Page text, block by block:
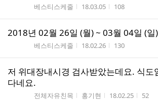
베스티스케줄 작성시간
18.03.05 조회수
108
2018년 02월 26일 (월) ~ 03월 04일 (
베스티스케줄 작성시간
18.02.26 조회수
130
저 위대장내시경 검사받았는데요. 식도
다네요.
전체자유친목 작성자
홍기현 작성시간
18.02.25 조회수
52